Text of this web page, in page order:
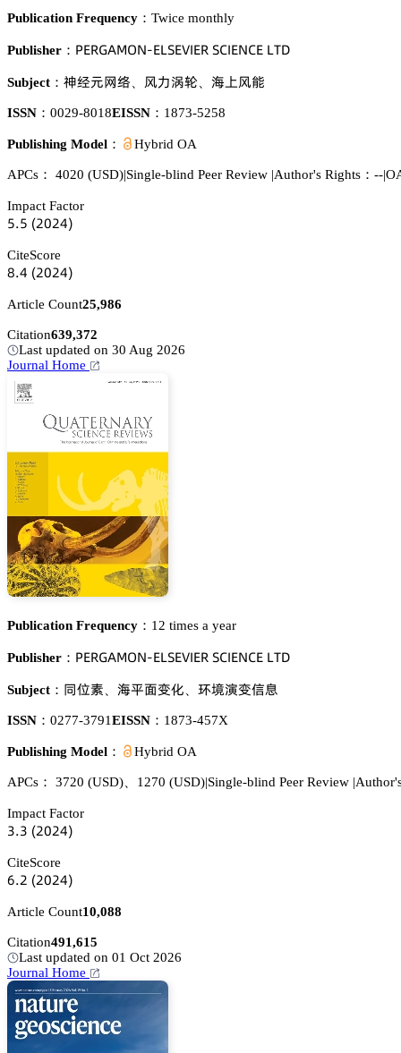
Publication Frequency： Twice monthly
Publisher： 鵝乊葤佥嵻胦鵣沟-乊欄偌乊妯喊乊葤 偌。喊乊沟。乊 欄穫枀
Subject： 蘽牴炌㢿謩 祧瀎焕嫪 軀鋚祧㮝
ISSN： 0029-8018EISSN： 1873-5258
Publishing Model： Hybrid OA
APCs： 4020 (USD)|Single-blind Peer Review |Author's Rights：--|
Impact Factor
逦.逦 (缗蔡缗鋺)
CiteScore
躭.鋺 (缗蔡缗鋺)
Article Count25,986
Citation639,372
Last updated on 30 Aug 2026
Journal Home
Publication Frequency： 12 times a year
Publisher： 鵝乊葤佥嵻胦鵣沟-乊欄偌乊妯喊乊葤 偌。喊乊沟。乊 欄穫枀
Subject： 奊钝㙢 軀恡泴珋仃 乯垾䢆珋烻壄
ISSN： 0277-3791EISSN： 1873-457X
Publishing Model： Hybrid OA
APCs： 3720 (USD) 1270 (USD)|Single-blind Peer Review |
Impact Factor
杚.杚 (缗蔡缗鋺)
CiteScore
炆.缗 (缗蔡缗鋺)
Article Count10,088
Citation491,615
Last updated on 01 Oct 2026
Journal Home